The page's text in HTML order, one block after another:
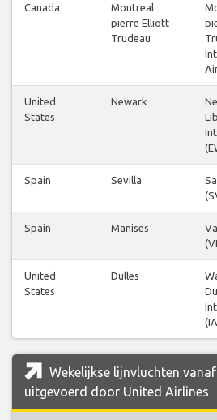
Canada
Montreal
pierre Elliott
Trudeau
United
States
Newark
Spain Sevilla
Spain Manises
United
States
Dulles
Wekelijkse lijnvluchten
uitgevoerd door United Airlines